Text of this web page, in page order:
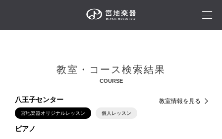
教室・コース検索結果
COURSE
八王子センター 教室情報を見る
宮地楽器オリジナルレッスン 個人レッスン
ピアノ